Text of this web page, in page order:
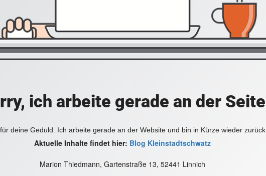
ich arbeite gerade an der Seite
deine Geduld. Ich arbeite gerade an der Website und bin in Kürze wieder zurück.
Aktuelle Inhalte findet hier: Blog Kleinstadtschwatz
Marion Thiedmann, Gartenstraße 13, 52441 Linnich